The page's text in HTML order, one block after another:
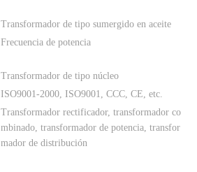
Transformador de tipo sumergido en aceite
Frecuencia de potencia
Transformador de tipo núcleo
ISO9001-2000, ISO9001, CCC, CE, etc.
Transformador rectificador, transformador co
mbinado, transformador de potencia, transfor
mador de distribución